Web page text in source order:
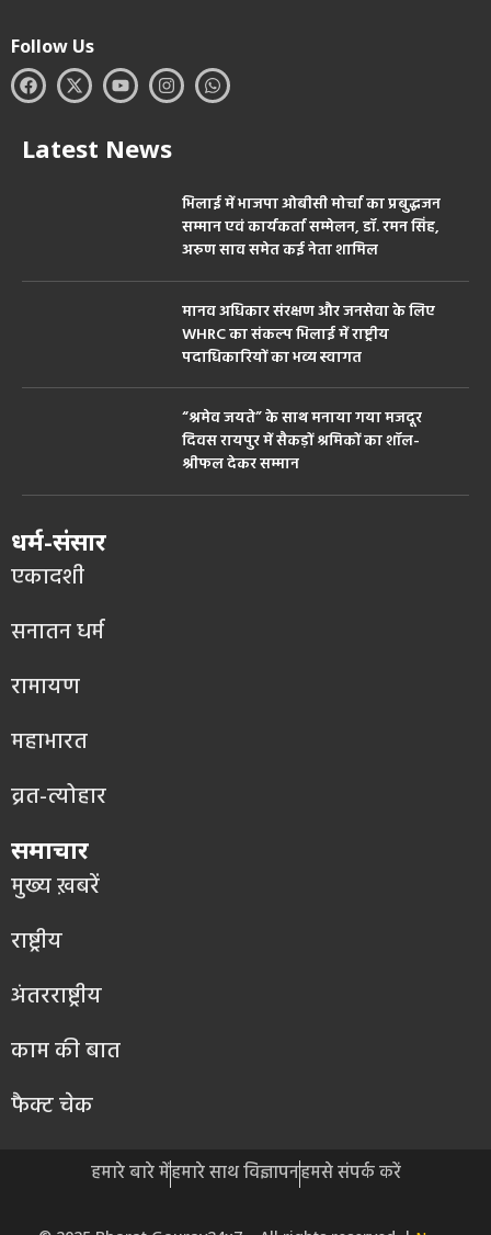
Follow Us
Latest News
भिलाई में भाजपा ओबीसी मोर्चा का प्रबुद्धजन
सम्मान एवं कार्यकर्ता सम्मेलन, डॉ. रमन सिंह,
अरुण साव समेत कई नेता शामिल
मानव अधिकार संरक्षण और जनसेवा के लिए
WHRC का संकल्प भिलाई में राष्ट्रीय
पदाधिकारियों का भव्य स्वागत
“श्रमेव जयते” के साथ मनाया गया मजदूर
दिवस रायपुर में सैकड़ों श्रमिकों का शॉल-
श्रीफल देकर सम्मान
धर्म-संसार
एकादशी
सनातन धर्म
रामायण
महाभारत
व्रत-त्योहार
समाचार
मुख्य ख़बरें
राष्ट्रीय
अंतरराष्ट्रीय
काम की बात
फैक्ट चेक
हमारे बारे मेंहमारे साथ विज्ञापनहमसे संपर्क करें